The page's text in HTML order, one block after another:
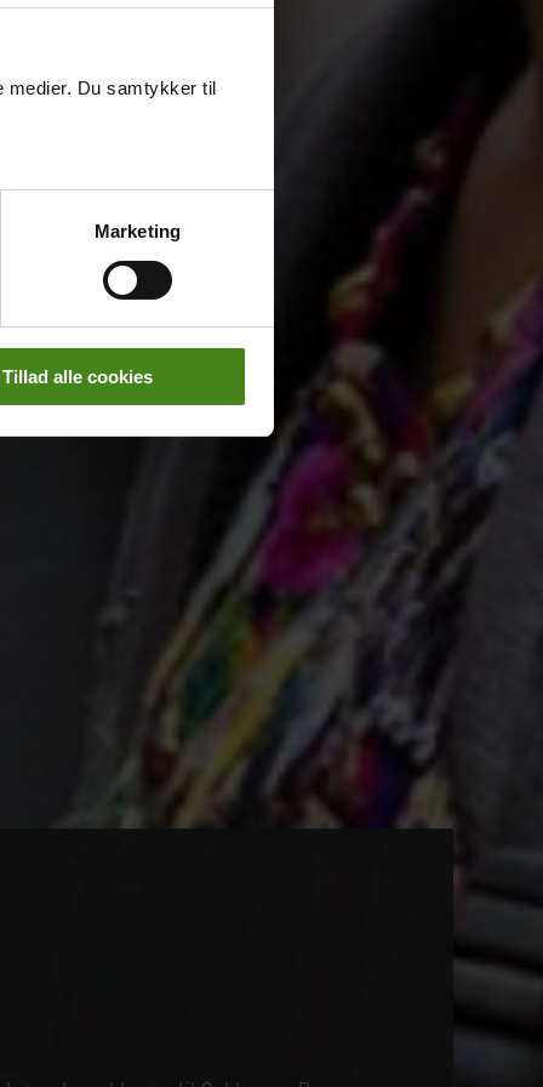
medier. Du samtykker til
Marketing
Tillad alle cookies